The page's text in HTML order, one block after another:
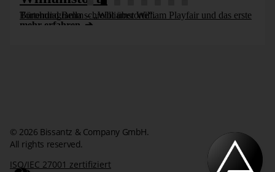
Bürohund Bella schreibt über William Playfair und das erste Tortendiagramm – „Williamstorte“.
mehr erfahren
© 2026 Bissantz & Company GmbH.
All rights reserved.
ISO/IEC 27001 zertifiziert